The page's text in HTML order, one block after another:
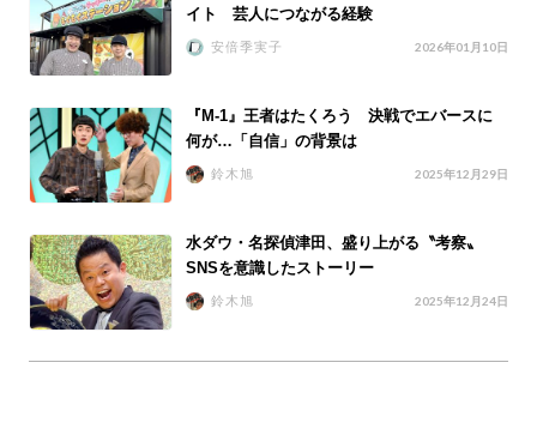
イト 芸人につながる経験
安倍季実子 2026年01月10日
『M-1』王者はたくろう 決戦でエバースに
何が…「自信」の背景は
鈴木旭 2025年12月29日
水ダウ・名探偵津田、盛り上がる〝考察〟
SNSを意識したストーリー
鈴木旭 2025年12月24日